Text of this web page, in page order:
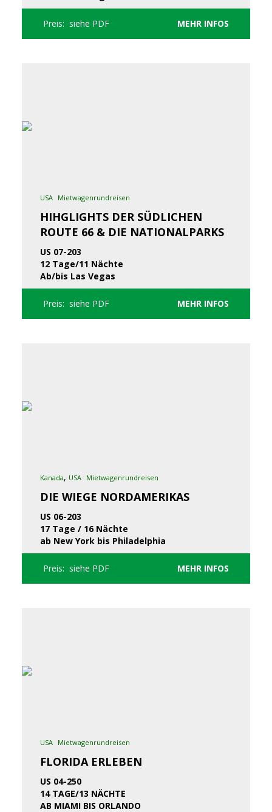
Preis: siehe PDF MEHR INFOS
USA Mietwagenrundreisen
HIHGLIGHTS DER SÜDLICHEN
ROUTE 66 & DIE NATIONALPARKS
US 07-203
12 Tage/11 Nächte
Ab/bis Las Vegas
Preis: siehe PDF MEHR INFOS
Kanada, USA Mietwagenrundreisen
DIE WIEGE NORDAMERIKAS
US 06-203
17 Tage / 16 Nächte
ab New York bis Philadelphia
Preis: siehe PDF MEHR INFOS
USA Mietwagenrundreisen
FLORIDA ERLEBEN
US 04-250
14 TAGE/13 NÄCHTE
AB MIAMI BIS ORLANDO